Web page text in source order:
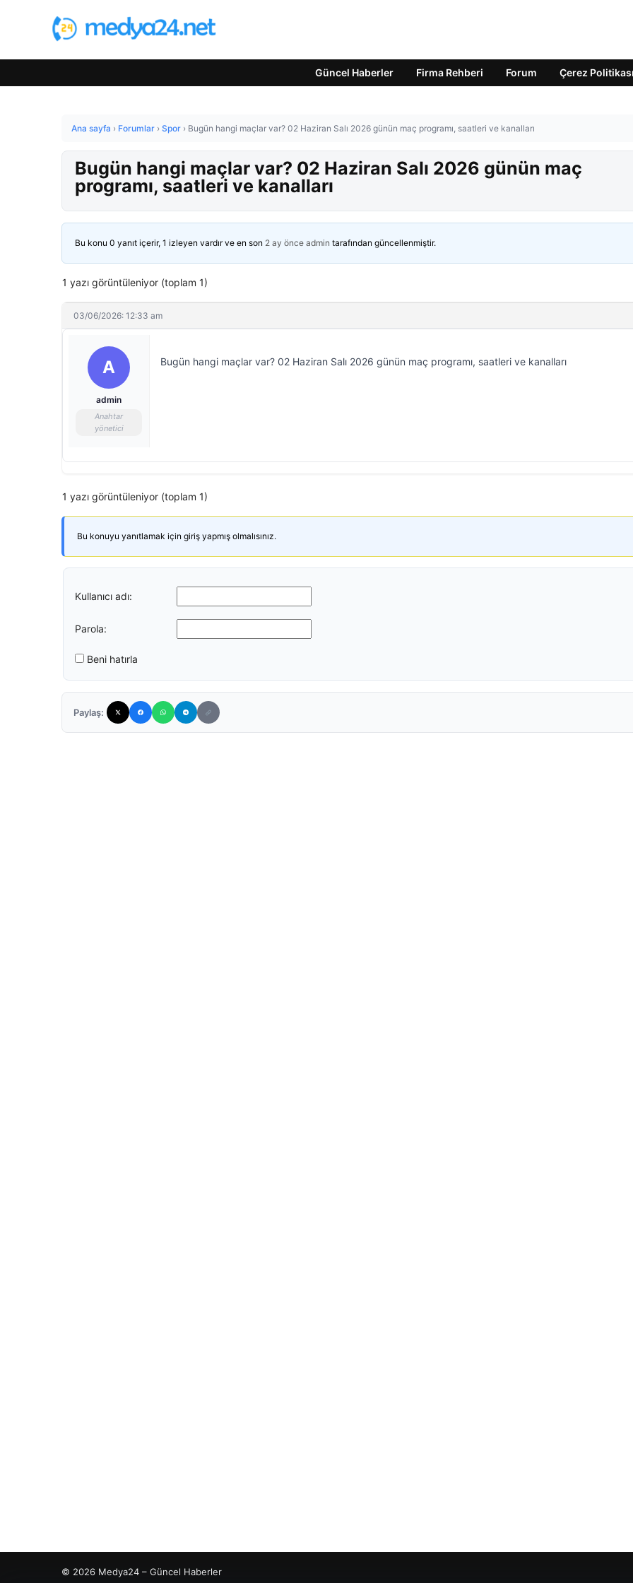
Güncel Haberler Firma Rehberi Forum Çerez Politikası
Ana sayfa › Forumlar › Spor › Bugün hangi maçlar var? 02 Haziran Salı 2026 günün maç programı, saatleri ve kanalları
Bugün hangi maçlar var? 02 Haziran Salı 2026 günün maç
programı, saatleri ve kanalları
Bu konu 0 yanıt içerir, 1 izleyen vardır ve en son 2 ay önce admin tarafından güncellenmiştir.
1 yazı görüntüleniyor (toplam 1)
03/06/2026: 12:33 am
A
admin
Anahtar
yönetici
Bugün hangi maçlar var? 02 Haziran Salı 2026 günün maç programı, saatleri ve kanalları
1 yazı görüntüleniyor (toplam 1)
Bu konuyu yanıtlamak için giriş yapmış olmalısınız.
Kullanıcı adı:
Parola:
Beni hatırla
Paylaş:
© 2026 Medya24 – Güncel Haberler